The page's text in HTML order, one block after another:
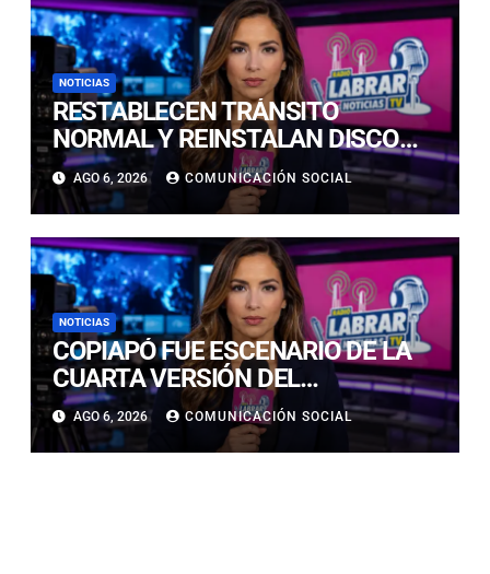
NOTICIAS
RESTABLECEN TRÁNSITO
NORMAL Y REINSTALAN DISCO
“PARE” TRAS AVANCE DE OBRAS
EN CALLE LUIS FLORES CON JULIO
PRADO
AGO 6, 2026 COMUNICACIÓN SOCIAL
NOTICIAS
COPIAPÓ FUE ESCENARIO DE LA
CUARTA VERSIÓN DEL
CAMPEONATO REGIONAL DE
BANDAS DE GUERRA
ESTUDIANTILES
AGO 6, 2026 COMUNICACIÓN SOCIAL